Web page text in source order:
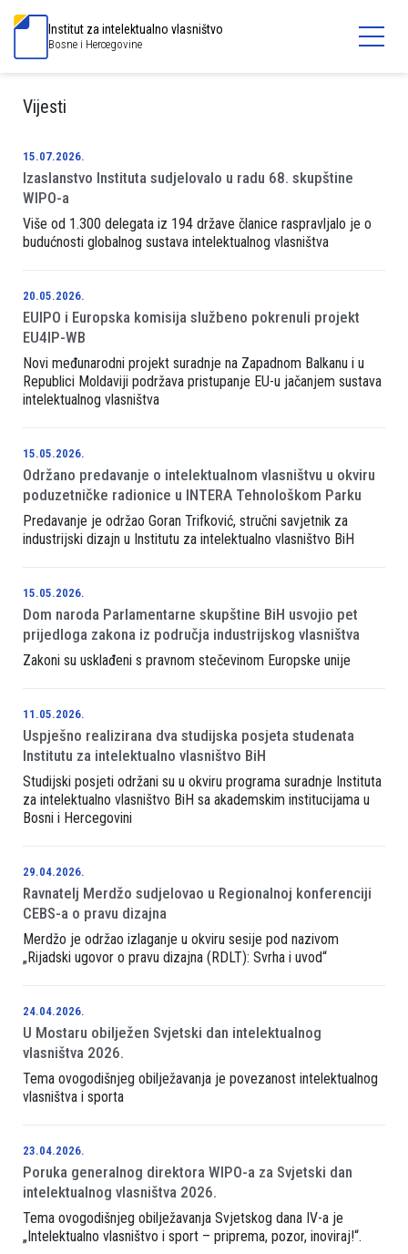
Institut za intelektualno vlasništvo
Bosne i Hercegovine
Vijesti
15.07.2026.
Izaslanstvo Instituta sudjelovalo u radu 68. skupštine
WIPO-a
Više od 1.300 delegata iz 194 države članice raspravljalo je o
budućnosti globalnog sustava intelektualnog vlasništva
20.05.2026.
EUIPO i Europska komisija službeno pokrenuli projekt
EU4IP-WB
Novi međunarodni projekt suradnje na Zapadnom Balkanu i u
Republici Moldaviji podržava pristupanje EU-u jačanjem sustava
intelektualnog vlasništva
15.05.2026.
Održano predavanje o intelektualnom vlasništvu u okviru
poduzetničke radionice u INTERA Tehnološkom Parku
Predavanje je održao Goran Trifković, stručni savjetnik za
industrijski dizajn u Institutu za intelektualno vlasništvo BiH
15.05.2026.
Dom naroda Parlamentarne skupštine BiH usvojio pet
prijedloga zakona iz područja industrijskog vlasništva
Zakoni su usklađeni s pravnom stečevinom Europske unije
11.05.2026.
Uspješno realizirana dva studijska posjeta studenata
Institutu za intelektualno vlasništvo BiH
Studijski posjeti održani su u okviru programa suradnje Instituta
za intelektualno vlasništvo BiH sa akademskim institucijama u
Bosni i Hercegovini
29.04.2026.
Ravnatelj Merdžo sudjelovao u Regionalnoj konferenciji
CEBS-a o pravu dizajna
Merdžo je održao izlaganje u okviru sesije pod nazivom
„Rijadski ugovor o pravu dizajna (RDLT): Svrha i uvod“
24.04.2026.
U Mostaru obilježen Svjetski dan intelektualnog
vlasništva 2026.
Tema ovogodišnjeg obilježavanja je povezanost intelektualnog
vlasništva i sporta
23.04.2026.
Poruka generalnog direktora WIPO-a za Svjetski dan
intelektualnog vlasništva 2026.
Tema ovogodišnjeg obilježavanja Svjetskog dana IV-a je
„Intelektualno vlasništvo i sport – priprema, pozor, inoviraj!“.